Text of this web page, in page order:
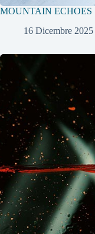
MOUNTAIN ECHOES
16 Dicembre 2025